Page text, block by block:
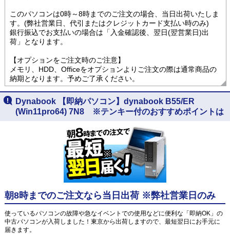
このパソコンは0時～8時までのご注文の場合、当日出荷いたしま
す。(弊社営業日、代引またはクレジットカード支払い時のみ)
銀行振込でお支払いの場合は「入金確認後、翌日(翌営業日)出
荷」となります。
【オプションをご注文時のご注意】
メモリ、HDD、Officeをオプションよりご注文の際は通常商品の
納期となります。予めご了承ください。
Dynabook 【即納パソコン】dynabook B55/ER
(Win11pro64) 7N8 ※テンキー付のおすすめポイントは
朝8時までのご注文なら当日出荷 ※弊社営業日のみ
使っているパソコンの故障や急なイベントでの使用などに便利な「即納OK」の
中古パソコンが入荷しました！東京から出荷しますので、最短翌日にお手元に
届きます。